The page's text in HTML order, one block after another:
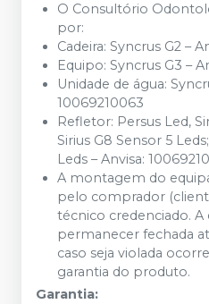
O Consultório
por:
Cadeira: Syncrus G2 –
Equipo: Syncrus G3 –
Unidade de água:
10069210063
Refletor: Persus Led,
Sirius G8 Sensor 5
Leds – Anvisa:
A montagem do
pelo comprador
técnico credenciado.
permanecer fechada
caso seja violada
garantia do produto.
Garantia: